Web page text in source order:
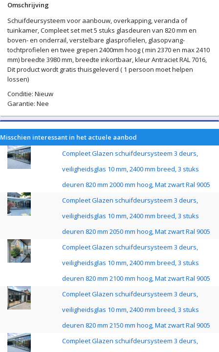
Omschrijving
Schuifdeursysteem voor aanbouw, overkapping, veranda of
tuinkamer, Compleet set met 5 stuks glasdeuren van 820 mm en
boven- en onderrail, verstelbare glasprofielen, glasopvang-
tochtprofielen en twee grepen 2400mm hoog ( min 2370 en max 2410
mm) breedte 3980 mm, breedte inkortbaar, kleur Antraciet RAL 7016,
Dit product wordt gratis thuisgeleverd ( 1 persoon moet helpen
lossen)
Conditie: Nieuw
Garantie: Nee
Misschien interessant in het actuele aanbod
Compleet Glazen schuifdeursysteem 3 deurs,
veiligheidsglas 10 mm, 2400 mm breed, 3 stuks
deuren 820 mm 2000 mm hoog, Mat zwart Ral 9005
Compleet Glazen schuifdeursysteem 3 deurs,
veiligheidsglas 10 mm, 2400 mm breed, 3 stuks
deuren 820 mm 2050 mm hoog, Mat zwart Ral 9005
Compleet Glazen schuifdeursysteem 3 deurs,
veiligheidsglas 10 mm, 2400 mm breed, 3 stuks
deuren 820 mm 2100 mm hoog, Mat zwart Ral 9005
Compleet Glazen schuifdeursysteem 3 deurs,
veiligheidsglas 10 mm, 2400 mm breed, 3 stuks
deuren 820 mm 2150 mm hoog, Mat zwart Ral 9005
Compleet Glazen schuifdeursysteem 3 deurs,